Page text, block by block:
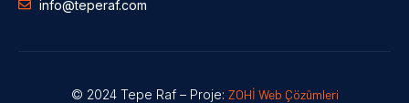
info@teperaf.com
© 2024 Tepe Raf – Proje: ZOHİ Web Çözümleri